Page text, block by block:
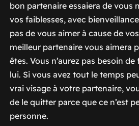
bon partenaire essaiera de vous
vos faiblesses, avec
pas de vous aimer à cause de
meilleur partenaire vous aimera
êtes. Vous n’aurez pas besoin
lui. Si vous avez tout le temps
vrai visage à votre partenaire,
de le quitter parce que ce n’est
personne.